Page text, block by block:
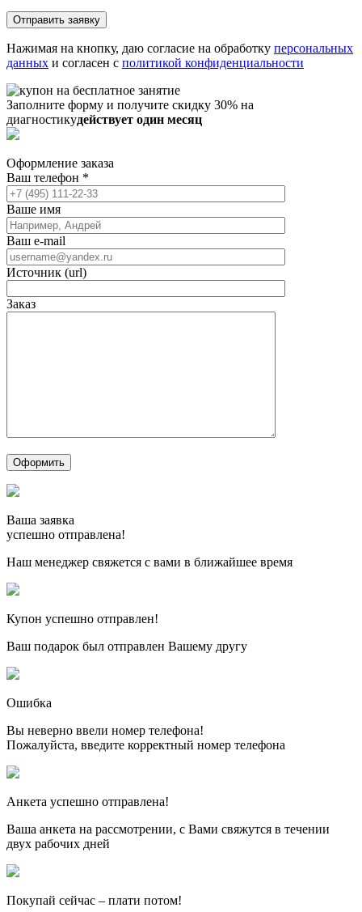
Нажимая на кнопку, даю согласие на обработку персональных
данных и согласен с политикой конфиденциальности
Заполните форму и получите скидку 30% на
диагностикудействует один месяц
Оформление заказа
Ваш телефон *
Ваше имя
Ваш e-mail
Источник (url)
Заказ
Ваша заявка
успешно отправлена!
Наш менеджер свяжется с вами в ближайшее время
Купон успешно отправлен!
Ваш подарок был отправлен Вашему другу
Ошибка
Вы неверно ввели номер телефона!
Пожалуйста, введите корректный номер телефона
Анкета успешно отправлена!
Ваша анкета на рассмотрении, с Вами свяжутся в течении
двух рабочих дней
Покупай сейчас – плати потом!